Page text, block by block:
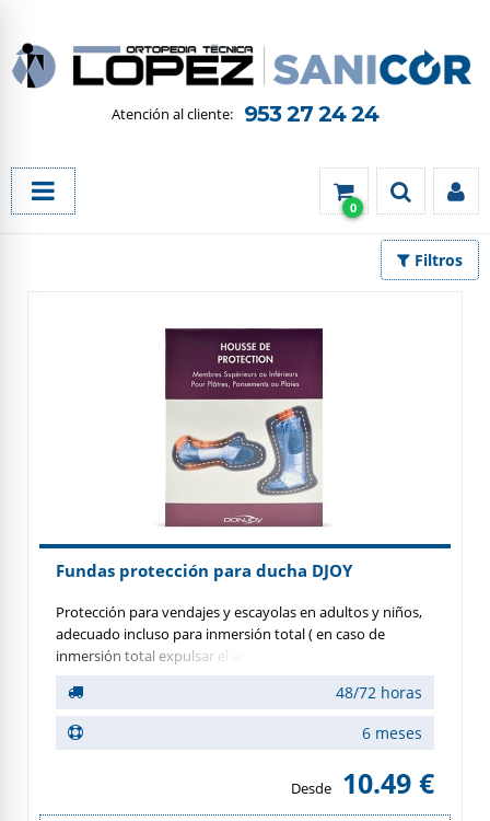
953 27 24 24
0
Filtros
Fundas protección para ducha DJOY
Protección para vendajes y escayolas en adultos y niños,
adecuado incluso para inmersión total ( en caso de
inmersión total expulsar el aire previamente). Reutilizable
unas 50 veces, no esterilizable.
48/72 horas
6 meses
Desde 10.49 €